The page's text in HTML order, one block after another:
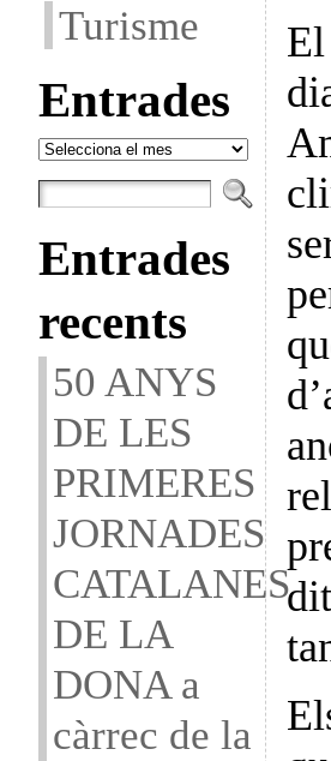
Turisme
Entrades
Entrades
Entrades
recents
50 ANYS
DE LES
PRIMERES
JORNADES
CATALANES
DE LA
DONA a
càrrec de la